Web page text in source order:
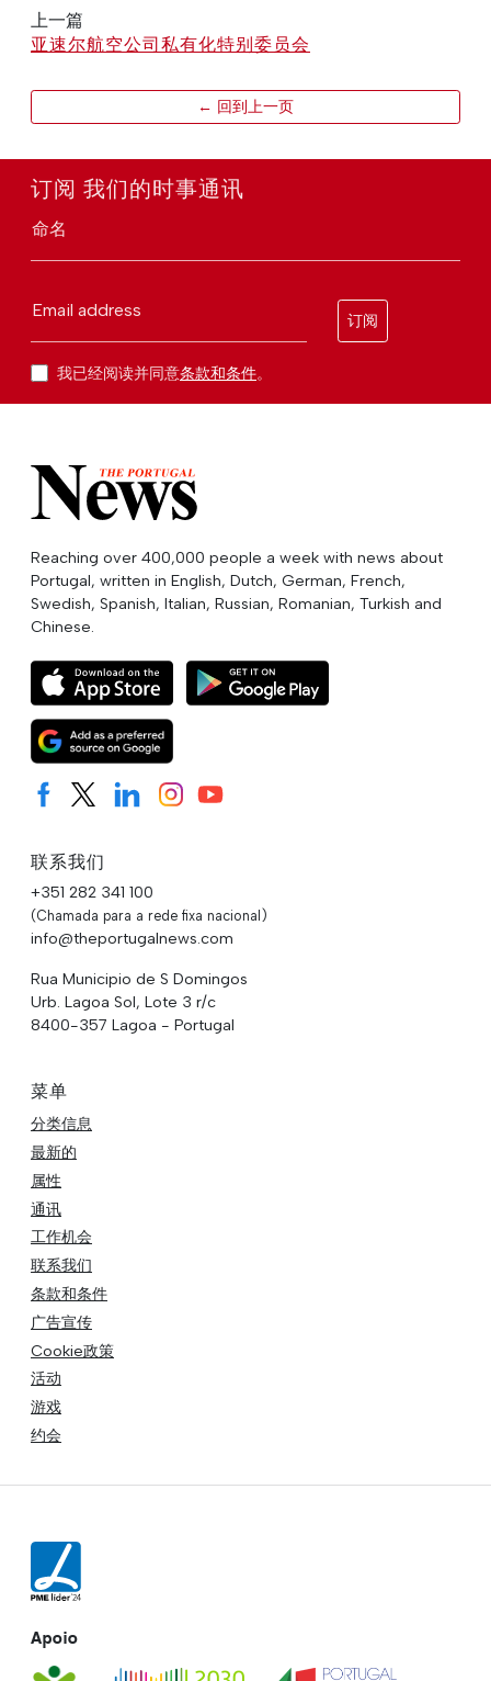
上一篇
亚速尔航空公司私有化特别委员会
← 回到上一页
订阅 我们的时事通讯
命名
Email address
订阅
我已经阅读并同意条款和条件。
Reaching over 400,000 people a week with news about
Portugal, written in English, Dutch, German, French,
Swedish, Spanish, Italian, Russian, Romanian, Turkish and
Chinese.
联系我们
+351 282 341 100
(Chamada para a rede fixa nacional)
info@theportugalnews.com
Rua Municipio de S Domingos
Urb. Lagoa Sol, Lote 3 r/c
8400-357 Lagoa - Portugal
菜单
分类信息
最新的
属性
通讯
工作机会
联系我们
条款和条件
广告宣传
Cookie政策
活动
游戏
约会
Apoio